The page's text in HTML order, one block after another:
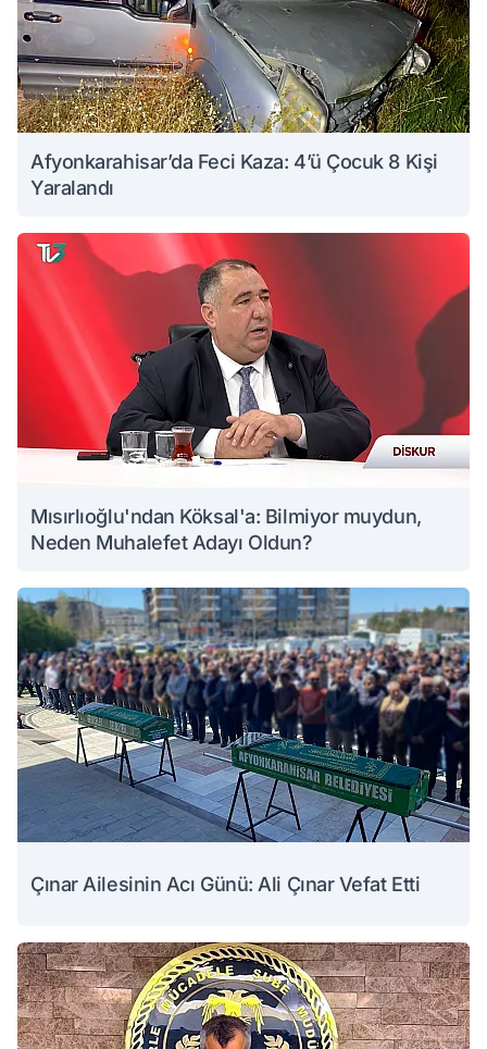
Afyonkarahisar’da Feci Kaza: 4’ü Çocuk 8 Kişi
Yaralandı
Mısırlıoğlu'ndan Köksal'a: Bilmiyor muydun,
Neden Muhalefet Adayı Oldun?
Çınar Ailesinin Acı Günü: Ali Çınar Vefat Etti